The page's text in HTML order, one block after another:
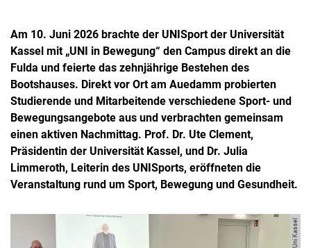
Am 10. Juni 2026 brachte der UNISport der Universität
Kassel mit „UNI in Bewegung“ den Campus direkt an die
Fulda und feierte das zehnjährige Bestehen des
Bootshauses. Direkt vor Ort am Auedamm probierten
Studierende und Mitarbeitende verschiedene Sport- und
Bewegungsangebote aus und verbrachten gemeinsam
einen aktiven Nachmittag. Prof. Dr. Ute Clement,
Präsidentin der Universität Kassel, und Dr. Julia
Limmeroth, Leiterin des UNISports, eröffneten die
Veranstaltung rund um Sport, Bewegung und Gesundheit.